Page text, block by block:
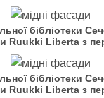
бібліотеки
Ruukki Liberta з
бібліотеки
Ruukki Liberta з